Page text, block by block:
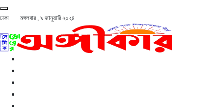
ঢাকা মঙ্গলবার , ৯ জানুয়ারি ২০২৪